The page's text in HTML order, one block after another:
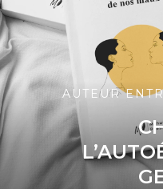
AUTEUR